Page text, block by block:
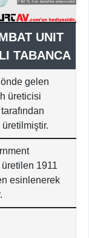
UNIT
TABANCA
gelen
üreticisi
üretilen 1911
esinlenerek